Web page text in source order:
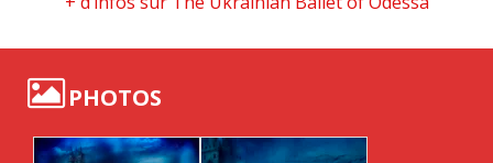
PHOTOS